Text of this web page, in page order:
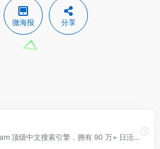
微海报 分享
极搜 (@jiso)：Telegram 顶级中文搜索引擎，拥有 90 万+ 日活用户，全网资源一键秒达。